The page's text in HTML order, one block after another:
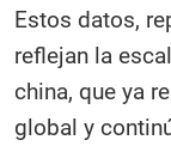
Estos datos,
reflejan la
china, que ya
global y